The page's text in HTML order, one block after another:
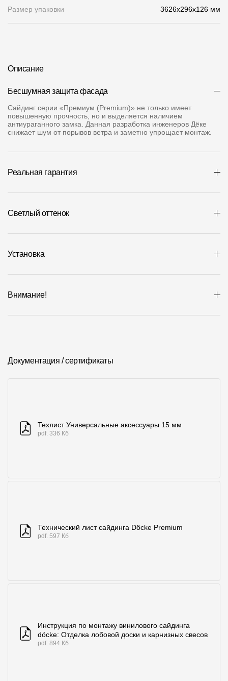
Контакты
Адрес
125212, Россия, Москва, Головинское ш., д. 5, стр. 1 (БЦ
Пн-Пт - 10-19
Размер упаковки 3626х296х126 мм
Описание
Бесшумная защита фасада
Сайдинг серии «Премиум (Premium)» не только имеет
повышенную прочность, но и выделяется наличием
антиураганного замка. Данная разработка инженеров Дёке
снижает шум от порывов ветра и заметно упрощает монтаж.
Реальная гарантия
Светлый оттенок
Установка
Внимание!
Документация / сертификаты
Техлист Универсальные аксессуары 15 мм
pdf. 336 Кб
Технический лист сайдинга Döcke Premium
pdf. 597 Кб
Инструкция по монтажу винилового сайдинга
döcke: Отделка лобовой доски и карнизных свесов
pdf. 894 Кб